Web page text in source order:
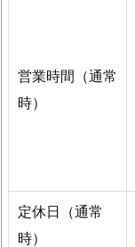
営業時間（通常
時）
定休日（通常
時）